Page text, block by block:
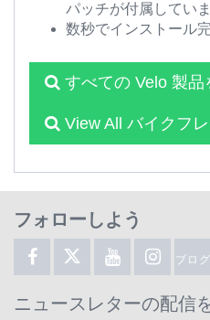
パッチが付属してい
数秒でインストール
すべての Velo 製品
View All バイクフ
フォローしよう
ブログ
ニュースレターの配信